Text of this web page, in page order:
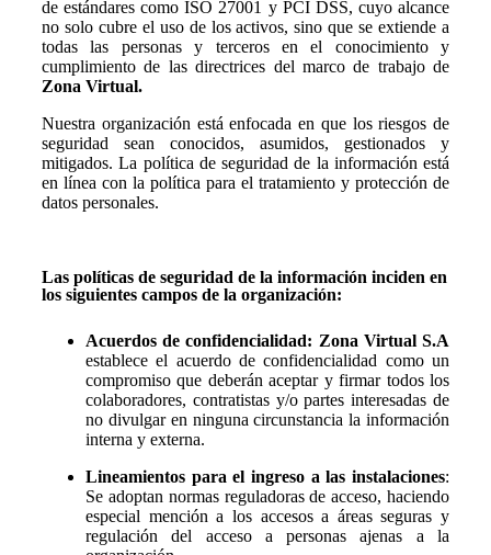
de estándares como ISO 27001 y PCI DSS, cuyo alcance
no solo cubre el uso de los activos, sino que se extiende a
todas las personas y terceros en el conocimiento y
cumplimiento de las directrices del marco de trabajo de
Zona Virtual.
Nuestra organización está enfocada en que los riesgos de
seguridad sean conocidos, asumidos, gestionados y
mitigados. La política de seguridad de la información está
en línea con la política para el tratamiento y protección de
datos personales.
Las políticas de seguridad de la información inciden en
los siguientes campos de la organización:
Acuerdos de confidencialidad: Zona Virtual S.A
establece el acuerdo de confidencialidad como un
compromiso que deberán aceptar y firmar todos los
colaboradores, contratistas y/o partes interesadas de
no divulgar en ninguna circunstancia la información
interna y externa.
Lineamientos para el ingreso a las instalaciones:
Se adoptan normas reguladoras de acceso, haciendo
especial mención a los accesos a áreas seguras y
regulación del acceso a personas ajenas a la